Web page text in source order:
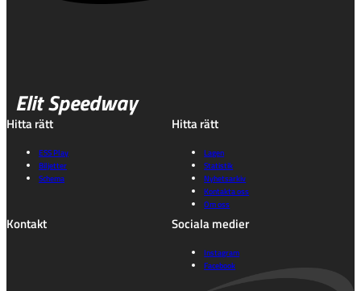
Elit Speedway
Hitta rätt
ESS Play
Biljetter
Schema
Hitta rätt
Lagen
Statistik
Nyhetsarkiv
Kontakta oss
Om oss
Kontakt Sociala medier
Instagram
Facebook